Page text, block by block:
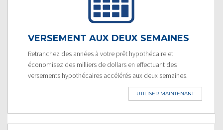
VERSEMENT AUX DEUX SEMAINES
Retranchez des années à votre prêt hypothécaire et
économisez des milliers de dollars en effectuant des
versements hypothécaires accélérés aux deux semaines.
UTILISER MAINTENANT